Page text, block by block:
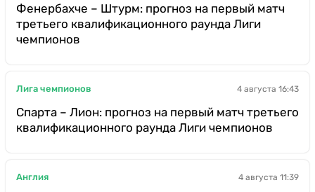
Фенербахче – Штурм: прогноз на первый матч
третьего квалификационного раунда Лиги
чемпионов
Лига чемпионов 4 августа 16:43
Спарта – Лион: прогноз на первый матч третьего
квалификационного раунда Лиги чемпионов
Англия 4 августа 11:39